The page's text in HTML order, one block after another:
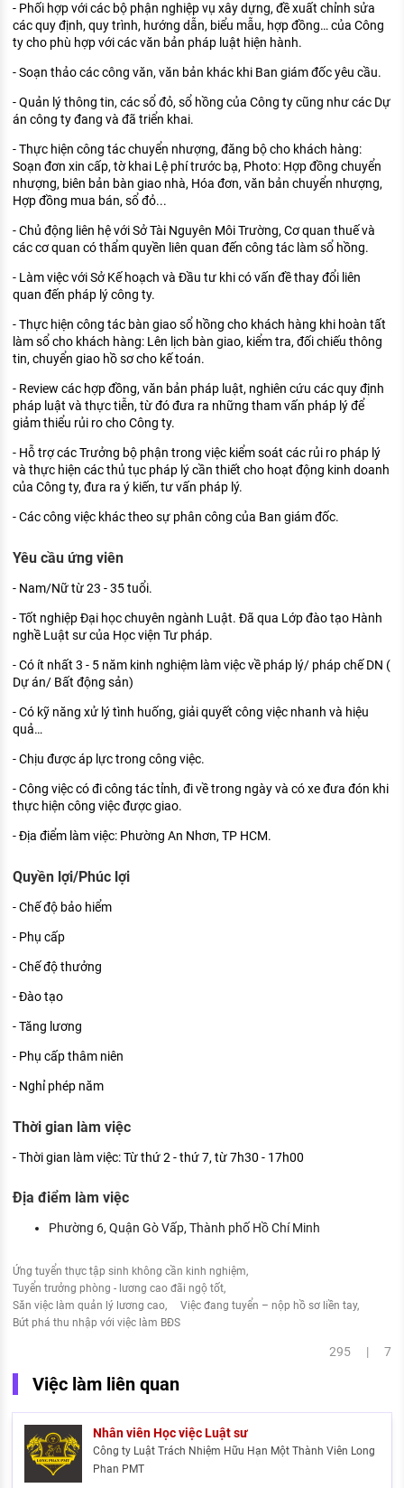
TUYỂN DỤNG VIỆC LÀM
- Phối hợp với các bộ phận nghiệp vụ xây dựng, đề xuất chỉnh sửa
các quy định, quy trình, hướng dẫn, biểu mẫu, hợp đồng… của Công
ty cho phù hợp với các văn bản pháp luật hiện hành.
- Soạn thảo các công văn, văn bản khác khi Ban giám đốc yêu cầu.
- Quản lý thông tin, các sổ đỏ, sổ hồng của Công ty cũng như các Dự
án công ty đang và đã triển khai.
- Thực hiện công tác chuyển nhượng, đăng bộ cho khách hàng:
Soạn đơn xin cấp, tờ khai Lệ phí trước bạ, Photo: Hợp đồng chuyển
nhượng, biên bản bàn giao nhà, Hóa đơn, văn bản chuyển nhượng,
Hợp đồng mua bán, sổ đỏ...
- Chủ động liên hệ với Sở Tài Nguyên Môi Trường, Cơ quan thuế và
các cơ quan có thẩm quyền liên quan đến công tác làm sổ hồng.
- Làm việc với Sở Kế hoạch và Đầu tư khi có vấn đề thay đổi liên
quan đến pháp lý công ty.
- Thực hiện công tác bàn giao sổ hồng cho khách hàng khi hoàn tất
làm sổ cho khách hàng: Lên lịch bàn giao, kiểm tra, đối chiếu thông
tin, chuyển giao hồ sơ cho kế toán.
- Review các hợp đồng, văn bản pháp luật, nghiên cứu các quy định
pháp luật và thực tiễn, từ đó đưa ra những tham vấn pháp lý để
giảm thiểu rủi ro cho Công ty.
- Hỗ trợ các Trưởng bộ phận trong việc kiểm soát các rủi ro pháp lý
và thực hiện các thủ tục pháp lý cần thiết cho hoạt động kinh doanh
của Công ty, đưa ra ý kiến, tư vấn pháp lý.
- Các công việc khác theo sự phân công của Ban giám đốc.
Yêu cầu ứng viên
- Nam/Nữ từ 23 - 35 tuổi.
- Tốt nghiệp Đại học chuyên ngành Luật. Đã qua Lớp đào tạo Hành
nghề Luật sư của Học viện Tư pháp.
- Có ít nhất 3 - 5 năm kinh nghiệm làm việc về pháp lý/ pháp chế DN (
Dự án/ Bất động sản)
- Có kỹ năng xử lý tình huống, giải quyết công việc nhanh và hiệu
quả…
- Chịu được áp lực trong công việc.
- Công việc có đi công tác tỉnh, đi về trong ngày và có xe đưa đón khi
thực hiện công việc được giao.
- Địa điểm làm việc: Phường An Nhơn, TP HCM.
Quyền lợi/Phúc lợi
- Chế độ bảo hiểm
- Phụ cấp
- Chế độ thưởng
- Đào tạo
- Tăng lương
- Phụ cấp thâm niên
- Nghỉ phép năm
Thời gian làm việc
- Thời gian làm việc: Từ thứ 2 - thứ 7, từ 7h30 - 17h00
Địa điểm làm việc
Phường 6, Quận Gò Vấp, Thành phố Hồ Chí Minh
Ứng tuyển thực tập sinh không cần kinh nghiệm
Tuyển trưởng phòng - lương cao đãi ngộ tốt
Săn việc làm quản lý lương cao
Việc đang tuyển – nộp hồ sơ liền tay
Bứt phá thu nhập với việc làm BĐS
295 | 7
Việc làm liên quan
Nhân viên Học việc Luật sư
Công ty Luật Trách Nhiệm Hữu Hạn Một Thành Viên Long
Phan PMT